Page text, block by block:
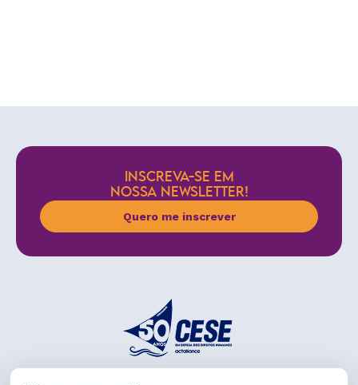
INSCREVA-SE EM
NOSSA NEWSLETTER!
Quero me inscrever